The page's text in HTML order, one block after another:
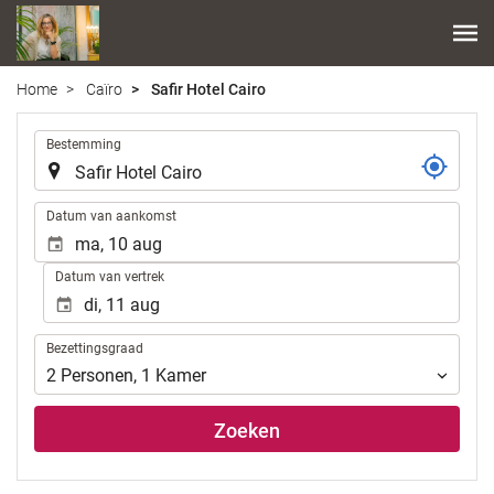
Home Caïro Safir Hotel Cairo
Bestemming
Datum van aankomst
Datum van vertrek
Bezettingsgraad
Bezettingsgraad
2 Personen, 1 Kamer
Zoeken